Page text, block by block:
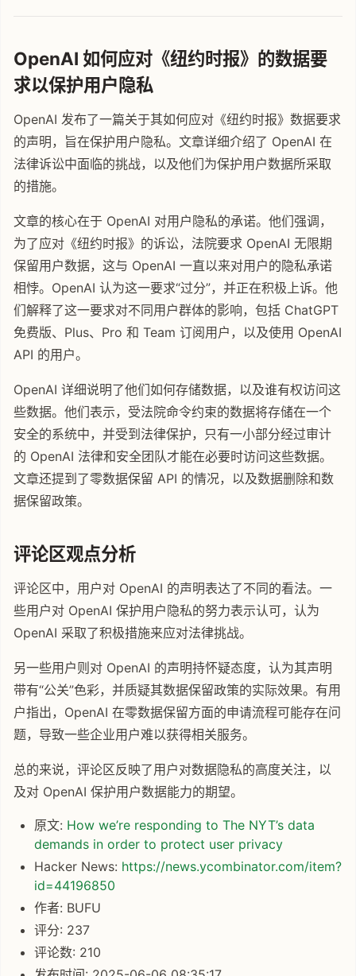
OpenAI 如何应对《纽约时报》的数据要
求以保护用户隐私
OpenAI 发布了一篇关于其如何应对《纽约时报》数据要求
的声明，旨在保护用户隐私。文章详细介绍了 OpenAI 在
法律诉讼中面临的挑战，以及他们为保护用户数据所采取
的措施。
文章的核心在于 OpenAI 对用户隐私的承诺。他们强调，
为了应对《纽约时报》的诉讼，法院要求 OpenAI 无限期
保留用户数据，这与 OpenAI 一直以来对用户的隐私承诺
相悖。OpenAI 认为这一要求“过分”，并正在积极上诉。他
们解释了这一要求对不同用户群体的影响，包括 ChatGPT
免费版、Plus、Pro 和 Team 订阅用户，以及使用 OpenAI
API 的用户。
OpenAI 详细说明了他们如何存储数据，以及谁有权访问这
些数据。他们表示，受法院命令约束的数据将存储在一个
安全的系统中，并受到法律保护，只有一小部分经过审计
的 OpenAI 法律和安全团队才能在必要时访问这些数据。
文章还提到了零数据保留 API 的情况，以及数据删除和数
据保留政策。
评论区观点分析
评论区中，用户对 OpenAI 的声明表达了不同的看法。一
些用户对 OpenAI 保护用户隐私的努力表示认可，认为
OpenAI 采取了积极措施来应对法律挑战。
另一些用户则对 OpenAI 的声明持怀疑态度，认为其声明
带有“公关”色彩，并质疑其数据保留政策的实际效果。有用
户指出，OpenAI 在零数据保留方面的申请流程可能存在问
题，导致一些企业用户难以获得相关服务。
总的来说，评论区反映了用户对数据隐私的高度关注，以
及对 OpenAI 保护用户数据能力的期望。
原文: How we’re responding to The NYT’s data
demands in order to protect user privacy
Hacker News: https://news.ycombinator.com/item?
id=44196850
作者: BUFU
评分: 237
评论数: 210